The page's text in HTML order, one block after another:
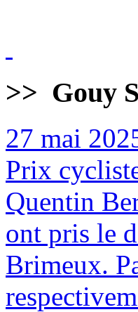
>> Gouy
27 mai
Prix
Quentin
ont pris le
Brimeux.